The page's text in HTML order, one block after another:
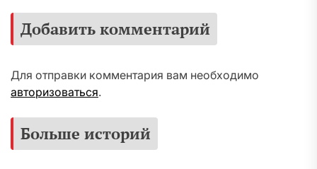
Добавить комментарий
Для отправки комментария вам необходимо
авторизоваться.
Больше историй